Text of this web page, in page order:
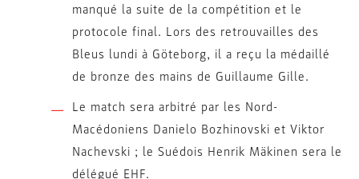
manqué la suite de la compétition et le
protocole final. Lors des retrouvailles des
Bleus lundi à Göteborg, il a reçu la médaillé
de bronze des mains de Guillaume Gille.
Le match sera arbitré par les Nord-
Macédoniens Danielo Bozhinovski et Viktor
Nachevski ; le Suédois Henrik Mäkinen sera le
délégué EHF.